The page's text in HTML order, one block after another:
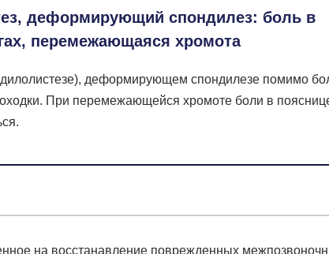
деформирующий спондилез: боль в
перемежающаяся хромота
деформирующем спондилезе помимо
При перемежающейся хромоте боли в
на восстанавление поврежденных